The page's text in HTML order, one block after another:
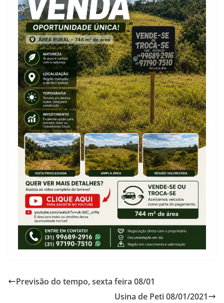
Previsão do tempo, sexta feira 08/01
Usina de Peti 08/01/2021